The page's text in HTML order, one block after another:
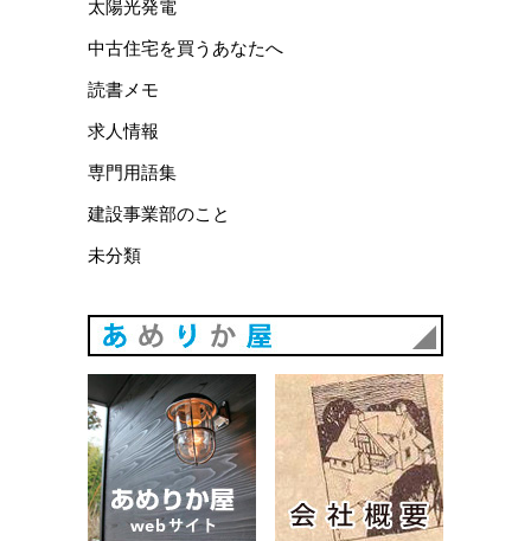
太陽光発電
中古住宅を買うあなたへ
読書メモ
求人情報
専門用語集
建設事業部のこと
未分類
あめりか屋WEBサイト